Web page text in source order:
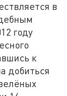
в
году
к
добиться